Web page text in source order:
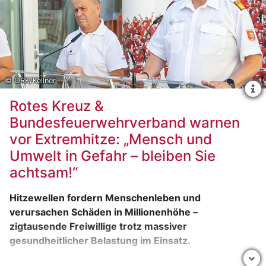
© ÖRK/Kellner
Rotes Kreuz &
Bundesfeuerwehrverband warnen
vor Extremhitze: „Mensch und
Umwelt in Gefahr – bleiben Sie
achtsam!“
Hitzewellen fordern Menschenleben und
verursachen Schäden in Millionenhöhe –
zigtausende Freiwillige trotz massiver
gesundheitlicher Belastung im Einsatz.